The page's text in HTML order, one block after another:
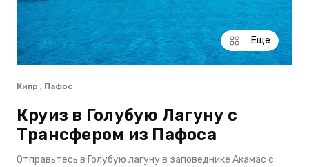
Еще
Кипр , Пафос
Круиз в Голубую Лагуну с
Трансфером из Пафоса
Отправьтесь в Голубую лагуну в заповеднике Акамас с